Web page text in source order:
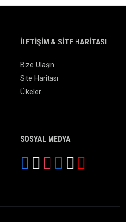
İLETIŞIM & SITE HARITASI
Bize Ulaşın
Site Haritası
Ülkeler
SOSYAL MEDYA